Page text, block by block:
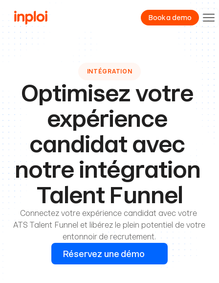
Book a demo
Company
INTÉGRATION
Optimisez votre
expérience
candidat avec
notre intégration
Talent Funnel
Connectez votre expérience candidat avec votre
ATS Talent Funnel et libérez le plein potentiel de votre
entonnoir de recrutement.
Réservez une démo